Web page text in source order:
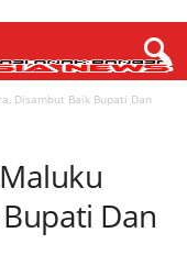
Disambut Baik Bupati Dan
Dan